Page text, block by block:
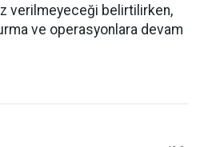
verilmeyeceği belirtilirken,
ve operasyonlara devam